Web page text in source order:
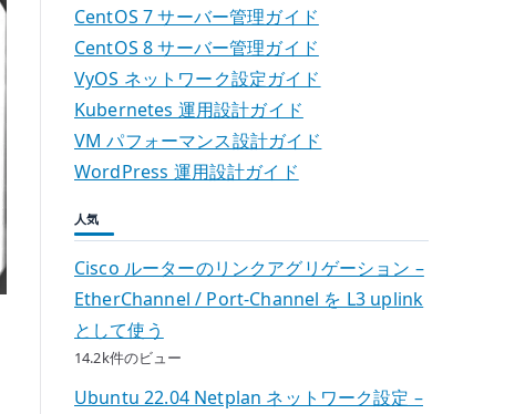
CentOS 7 サーバー管理ガイド
CentOS 8 サーバー管理ガイド
VyOS ネットワーク設定ガイド
Kubernetes 運用設計ガイド
VM パフォーマンス設計ガイド
WordPress 運用設計ガイド
人気
Cisco ルーターのリンクアグリゲーション –
EtherChannel / Port-Channel を L3 uplink
として使う
14.2k件のビュー
Ubuntu 22.04 Netplan ネットワーク設定 –